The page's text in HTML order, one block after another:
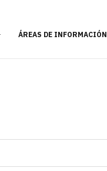
ÁREAS DE INFORMACIÓN